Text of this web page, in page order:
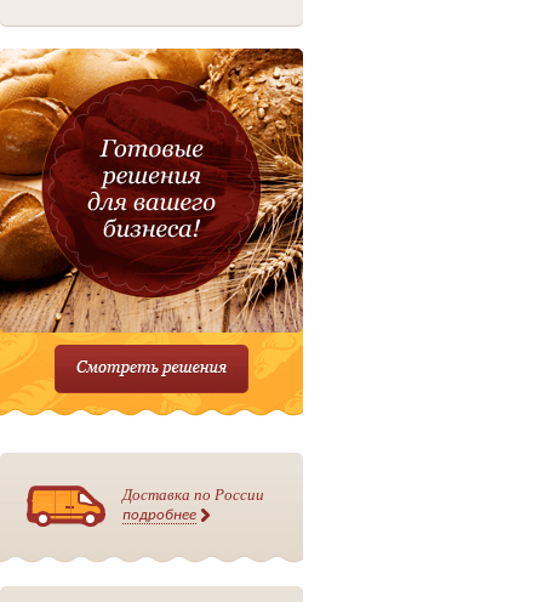
Доставка по России
подробнее